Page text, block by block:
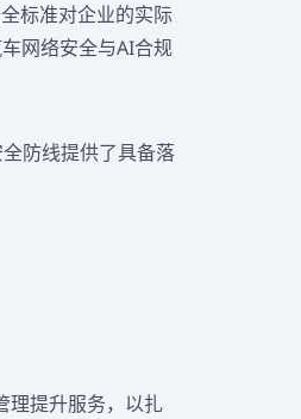
标准对企业的实际
网络安全与AI合规
防线提供了具备落
理提升服务，以扎